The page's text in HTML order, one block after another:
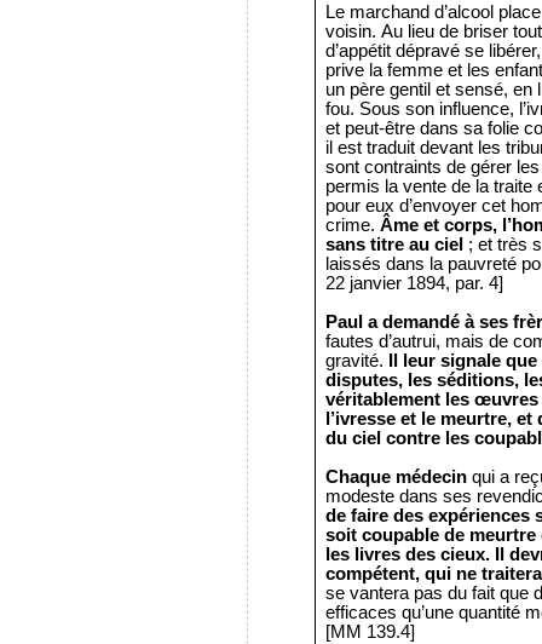
Le marchand d’alcool
voisin. Au lieu de briser
d’appétit dépravé se
prive la femme et les
un père gentil et sensé, en
fou. Sous son influence,
et peut-être dans sa folie
il est traduit devant les
sont contraints de gérer
permis la vente de la traite
pour eux d’envoyer cet
crime. Âme et corps,
sans titre au ciel ; et très
laissés dans la pauvreté
22 janvier 1894, par. 4]
Paul a demandé à ses
fautes d’autrui, mais de
gravité.
Il leur signale
disputes, les séditions,
véritablement les œuvres
l’ivresse et le meurtre,
du ciel contre les
Chaque médecinqui a
modeste dans ses
de faire des expériences
soit coupable de
les livres des cieux.
Il
compétent, qui ne
se vantera pas du fait que
efficaces qu’une quantité
[MM 139.4]